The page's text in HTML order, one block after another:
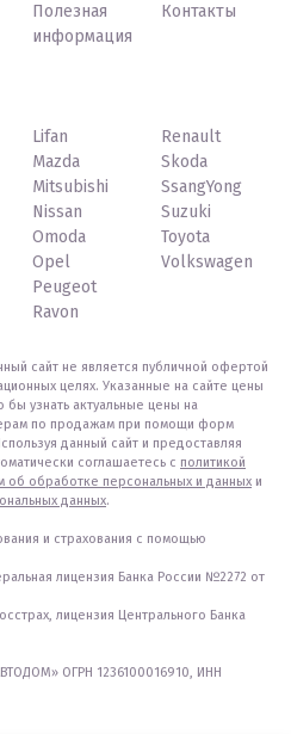
Полезная
информация
Контакты
Lifan
Mazda
Mitsubishi
Nissan
Omoda
Opel
Peugeot
Ravon
Renault
Skoda
SsangYong
Suzuki
Toyota
Volkswagen
сайт не является публичной офертой
целях. Указанные на сайте цены
узнать актуальные цены на
по продажам при помощи форм
данный сайт и предоставляя
соглашаетесь с политикой
об обработке персональных и данных и
данных.
и страхования с помощью
лицензия Банка России №2272 от
лицензия Центрального Банка
ОГРН 1236100016910, ИНН